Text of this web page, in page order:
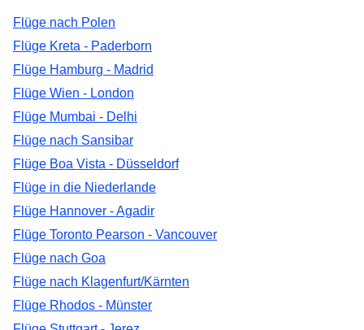
Flüge nach Polen
Flüge Kreta - Paderborn
Flüge Hamburg - Madrid
Flüge Wien - London
Flüge Mumbai - Delhi
Flüge nach Sansibar
Flüge Boa Vista - Düsseldorf
Flüge in die Niederlande
Flüge Hannover - Agadir
Flüge Toronto Pearson - Vancouver
Flüge nach Goa
Flüge nach Klagenfurt/Kärnten
Flüge Rhodos - Münster